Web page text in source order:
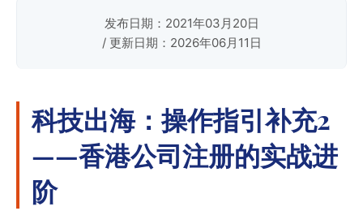
发布日期：2021年03月20日
/ 更新日期：2026年06月11日
科技出海：操作指引补充2
——香港公司注册的实战进
阶